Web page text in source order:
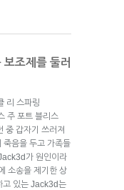
조제를 둘러
리 스파링
주 포트 블리스
중 갑자기 쓰러져
죽음을 두고 가족들
가 원인이라
소송을 제기한 상
고 있는 Jack3d는